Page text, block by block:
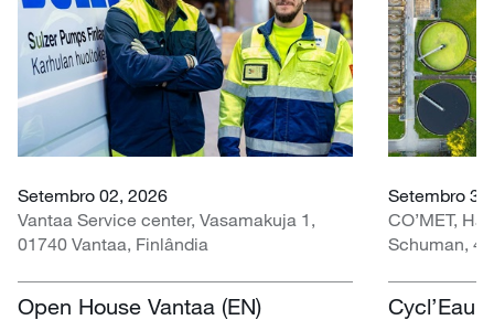
Setembro 02, 2026
Vantaa Service center, Vasamakuja 1,
01740 Vantaa, Finlândia
Open House Vantaa (EN)
Setembro
CO’MET,
Schuman,
Cycl’Eau